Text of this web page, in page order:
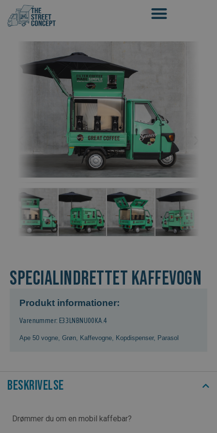
Specialindrettet kaffevogn
Produkt informationer:
Varenummer: E33LNBNU00KA.4
Ape 50 vogne Grøn Kaffevogne Kopdispenser, Parasol
Beskrivelse
Drømmer du om en mobil kaffebar?